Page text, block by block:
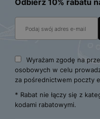
Odbierz 10% rabatu
Wyrażam zgodę na
osobowych w celu
za pośrednictwem poczty
* Rabat nie łączy się z
kodami rabatowymi.